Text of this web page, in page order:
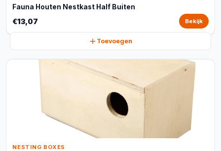
Fauna Houten Nestkast Half Buiten
€13,07 Bekijk
Toevoegen
NESTING BOXES